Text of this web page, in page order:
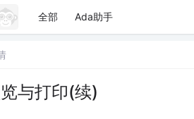
全部 Ada助手
与打印(续)